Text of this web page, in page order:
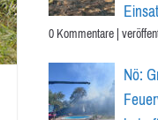
0 Kommentare|
Nö: